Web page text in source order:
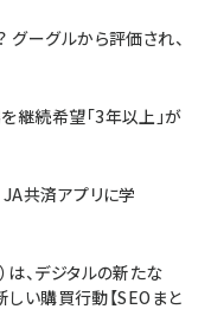
グーグルから評価され、
継続希望「3年以上」が
共済アプリに学
は、デジタルの新たな
しい購買行動【SEOまと